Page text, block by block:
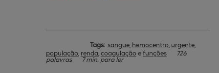
Tags: sangue, hemocentro, urgente,
população, renda, coagulação e funções
726
palavras
7 min. para ler